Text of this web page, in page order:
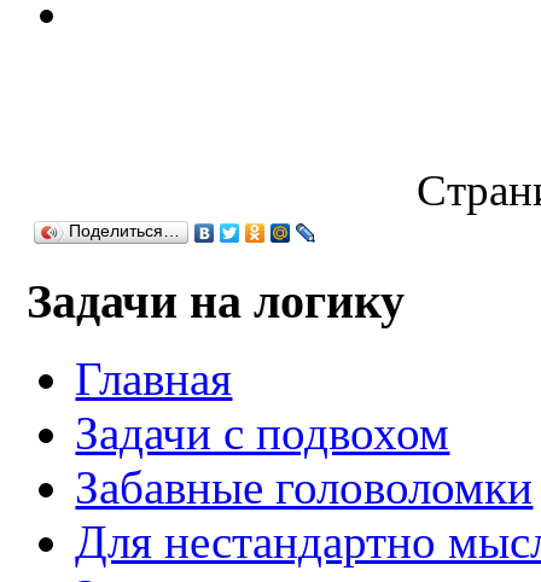
Поделиться…
Задачи на логику
Главная
Задачи с подвохом
Забавные головоломки
Для нестандартно